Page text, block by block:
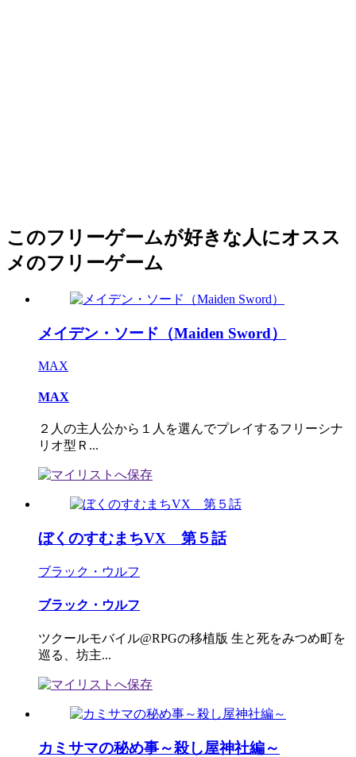
このフリーゲームが好きな人にオスス
メのフリーゲーム
メイデン・ソード（Maiden Sword）
MAX
MAX
２人の主人公から１人を選んでプレイするフリーシナ
リオ型Ｒ...
ぼくのすむまちVX 第５話
ブラック・ウルフ
ブラック・ウルフ
ツクールモバイル@RPGの移植版 生と死をみつめ町を
巡る、坊主...
カミサマの秘め事～殺し屋神社編～